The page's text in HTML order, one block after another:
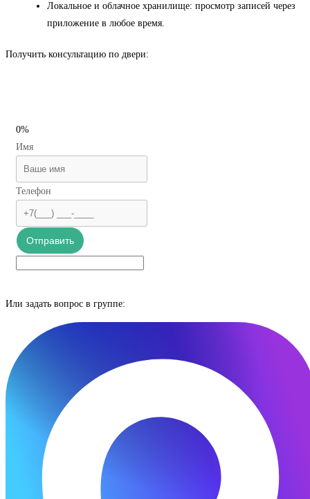
Локальное и облачное хранилище: просмотр записей через
приложение в любое время.
Получить консультацию по двери:
0%
Имя
Телефон
Отправить
Или задать вопрос в группе: